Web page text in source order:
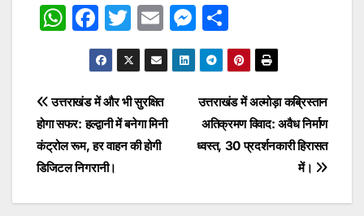
W
s
A
p
p
F
a
c
e
b
o
o
k
T
w
itt
er
E
m
ai
l
M
e
s
s
e
n
er
h
ar
e
Post
navigation
उत्तराखंड में अल्मोड़ा कब्रिस्तान
अतिक्रमण विवाद: अवैध निर्माण
ध्वस्त, 30 प्रदर्शनकारी हिरासत
में।
उत्तराखंड में और भी सुरक्षित
होगा सफर: हल्द्वानी में बनेगा मिनी
कंट्रोल रूम, हर वाहन की होगी
डिजिटल निगरानी।